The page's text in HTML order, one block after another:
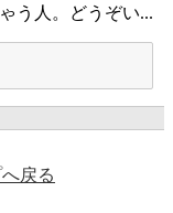
う人。どうぞい...
戻る